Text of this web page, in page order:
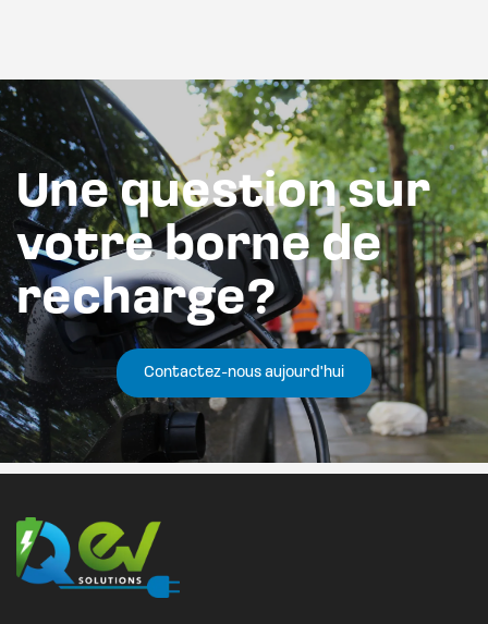
Une question sur
votre borne de
recharge?
Contactez-nous aujourd'hui